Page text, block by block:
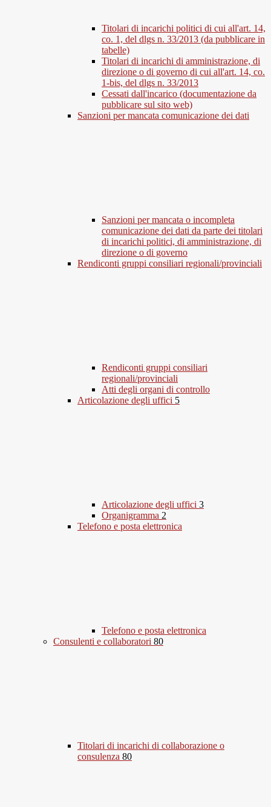
Titolari di incarichi politici di cui all'art. 14,
co. 1, del dlgs n. 33/2013 (da pubblicare in
tabelle)
Titolari di incarichi di amministrazione, di
direzione o di governo di cui all'art. 14, co.
1-bis, del dlgs n. 33/2013
Cessati dall'incarico (documentazione da
pubblicare sul sito web)
Sanzioni per mancata comunicazione dei dati
Sanzioni per mancata o incompleta
comunicazione dei dati da parte dei titolari
di incarichi politici, di amministrazione, di
direzione o di governo
Rendiconti gruppi consiliari regionali/provinciali
Rendiconti gruppi consiliari
regionali/provinciali
Atti degli organi di controllo
Articolazione degli uffici 5
Articolazione degli uffici 3
Organigramma 2
Telefono e posta elettronica
Telefono e posta elettronica
Consulenti e collaboratori 80
Titolari di incarichi di collaborazione o
consulenza 80